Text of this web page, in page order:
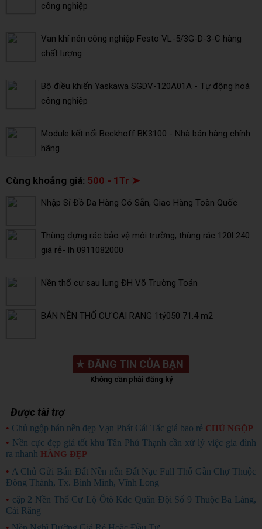
công nghiệp
Van khí nén công nghiệp Festo VL-5/3G-D-3-C hàng
chất lượng
Bộ điều khiển Yaskawa SGDV-120A01A - Tự động hoá
công nghiệp
Module kết nối Beckhoff BK3100 - Nhà bán hàng chính
hãng
Cùng khoảng giá: 500 - 1Tr ➤
Nhập Sỉ Đồ Da Hàng Có Sẵn, Giao Hàng Toàn Quốc
Thùng đựng rác bảo vệ môi trường, thùng rác 120l 240
giá rẻ- lh 0911082000
Nền thổ cư sau lưng ĐH Võ Trường Toán
BÁN NỀN THỔ CƯ CAI RANG 1tỷ050 71.4 m2
★ ĐĂNG TIN CỦA BẠN
Không cần phải đăng ký
Được tài trợ
• Chủ ngộp bán nền đẹp Vạn Phát Cái Tắc giá bao rẻ CHỦ NGỘP
• Nền cực đẹp giá tốt khu Tân Phú Thạnh cần xử lý việc gia đình
ra nhanh HÀNG ĐẸP
• A Chủ Gửi Bán Đất Nền nền Đất Nạc Full Thổ Gần Chợ Thuộc
Đông Thành, Tx. Bình Minh, Vĩnh Long
• cặp 2 Nền Thổ Cư Lộ Ôtô Kdc Quân Đội Số 9 Thuộc Ba Láng,
Cái Răng